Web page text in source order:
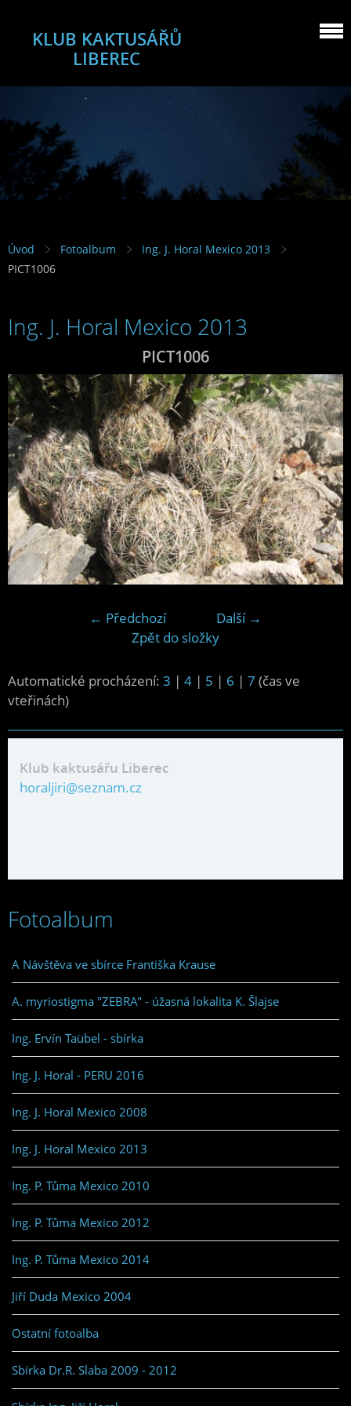
KLUB KAKTUSÁŘŮ
LIBEREC
Úvod Fotoalbum
Ing. J. Horal Mexico 2013
PICT1006
Ing. J. Horal Mexico 2013
PICT1006
← Předchozí
Další →
Zpět do složky
Automatické procházení: 3 | 4 | 5 | 6 | 7 (čas ve
vteřinách)
Klub kaktusářu Liberec
horaljiri@seznam.cz
Fotoalbum
A Návštěva ve sbírce Františka Krause
A. myriostigma "ZEBRA" - úžasná lokalita K. Šlajse
Ing. Ervín Taübel - sbírka
Ing. J. Horal - PERU 2016
Ing. J. Horal Mexico 2008
Ing. J. Horal Mexico 2013
Ing. P. Tůma Mexico 2010
Ing. P. Tůma Mexico 2012
Ing. P. Tůma Mexico 2014
Jiří Duda Mexico 2004
Ostatní fotoalba
Sbírka Dr.R. Slaba 2009 - 2012